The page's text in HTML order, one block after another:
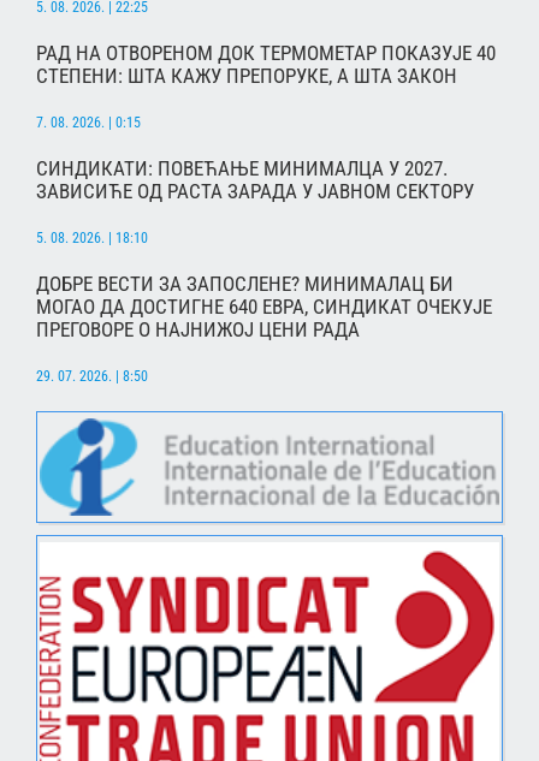
5. 08. 2026. | 22:25
РАД НА ОТВОРЕНОМ ДОК ТЕРМОМЕТАР ПОКАЗУЈЕ 40
СТЕПЕНИ: ШТА КАЖУ ПРЕПОРУКЕ, А ШТА ЗАКОН
7. 08. 2026. | 0:15
СИНДИКАТИ: ПОВЕЋАЊЕ МИНИМАЛЦА У 2027.
ЗАВИСИЋЕ ОД РАСТА ЗАРАДА У ЈАВНОМ СЕКТОРУ
5. 08. 2026. | 18:10
ДОБРЕ ВЕСТИ ЗА ЗАПОСЛЕНЕ? МИНИМАЛАЦ БИ
МОГАО ДА ДОСТИГНЕ 640 ЕВРА, СИНДИКАТ ОЧЕКУЈЕ
ПРЕГОВОРЕ О НАЈНИЖОЈ ЦЕНИ РАДА
29. 07. 2026. | 8:50